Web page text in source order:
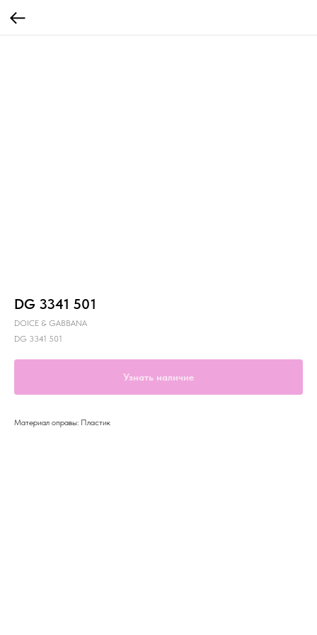
DG 3341 501
DOICE & GABBANA
DG 3341 501
Узнать наличие
Материал оправы: Пластик